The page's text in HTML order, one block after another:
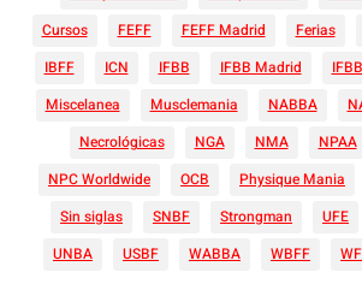
Cursos
FEFF FEFF Madrid Ferias
IBFF
ICN IFBB IFBB Madrid
Miscelanea
Musclemania NABBA
Necrológicas
NGA NMA NPAA
NPC Worldwide
OCB Physique Mania
Sin siglas
SNBF Strongman UFE
UNBA
USBF WABBA WBFF